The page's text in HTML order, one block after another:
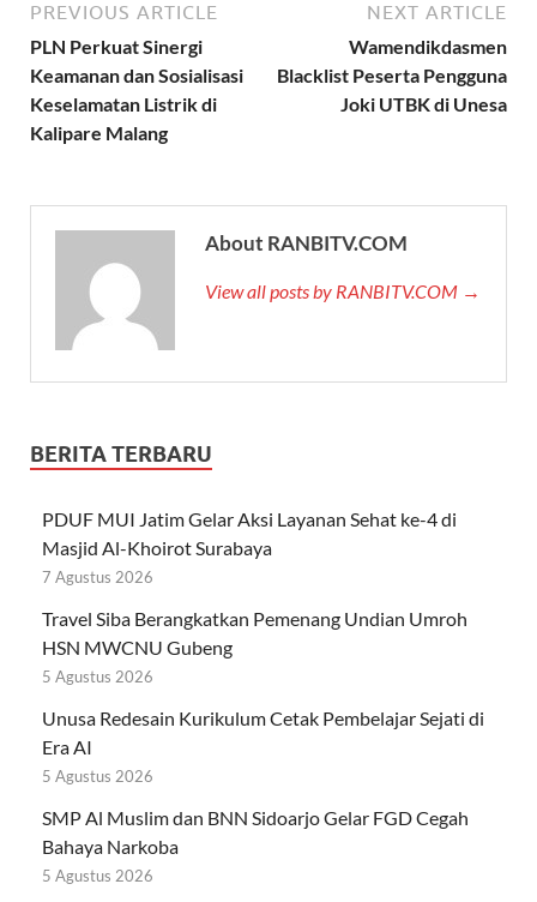
PREVIOUS ARTICLE
PLN Perkuat Sinergi
Keamanan dan Sosialisasi
Keselamatan Listrik di
Kalipare Malang
NEXT ARTICLE
Wamendikdasmen
Blacklist Peserta Pengguna
Joki UTBK di Unesa
About RANBITV.COM
View all posts by RANBITV.COM →
BERITA TERBARU
PDUF MUI Jatim Gelar Aksi Layanan Sehat ke-4 di
Masjid Al-Khoirot Surabaya
7 Agustus 2026
Travel Siba Berangkatkan Pemenang Undian Umroh
HSN MWCNU Gubeng
5 Agustus 2026
Unusa Redesain Kurikulum Cetak Pembelajar Sejati di
Era AI
5 Agustus 2026
SMP Al Muslim dan BNN Sidoarjo Gelar FGD Cegah
Bahaya Narkoba
5 Agustus 2026